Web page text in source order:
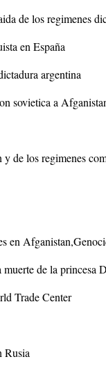
de los regimenes
en España
argentina
sovietica a
de los regimenes
en
de la princesa
Trade Center
Rusia